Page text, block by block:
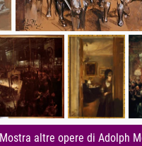
Mostra altre opere di Adolph